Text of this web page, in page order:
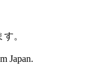
。
Japan.